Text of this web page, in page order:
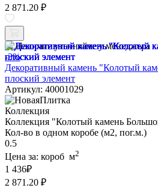
2 871.20 ₽
Наличие уточняйте у менеджера
-3%
Декоративный камень "Колотый
плоский элемент
Артикул: 40001029
Коллекция
Коллекция "Колотый камень
Кол-во в одном коробе (м2, пог.м.)
0.5
Цена за: короб м2
1 436₽
2 871.20 ₽